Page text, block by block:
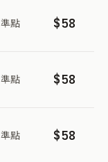
準點 $58
準點 $58
準點 $58